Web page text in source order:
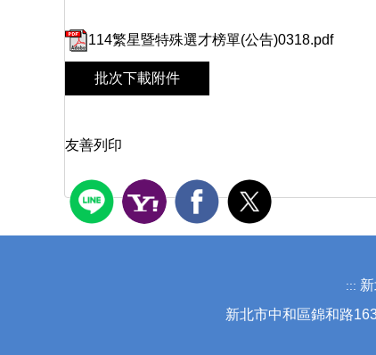
114繁星暨特殊選才榜單(公告)0318.pdf
批次下載附件
友善列印
:::
新北市中和區錦和路